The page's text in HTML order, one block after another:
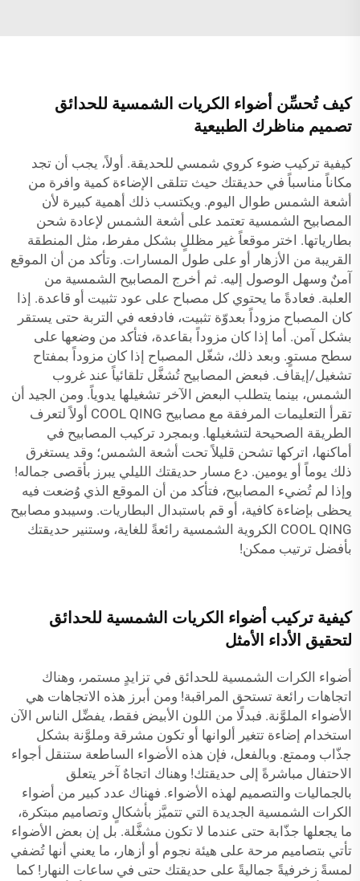
كيف تُحسِّن أضواء الكريات الشمسية للحدائق
تصميم مناظرك الطبيعية
كيفية تركيب ضوء كروي شمسي للحديقة. أولاً، يجب أن تجد
مكاناً مناسباً في حديقتك حيث تتلقى الإضاءة كمية وافرة من
أشعة الشمس طوال اليوم. ويكتسب ذلك أهمية كبيرة لأن
المصابيح الشمسية تعتمد على أشعة الشمس لإعادة شحن
بطارياتها. اختر موقعاً غير مظللٍ بشكل مفرط، مثل المنطقة
القريبة من الأزهار أو على طول المسارات. وتأكد من أن الموقع
آمنٌ وسهل الوصول إليه. ثم أخرج المصابيح الشمسية من
العلبة. فعادةً ما يحتوي كل مصباح على عود تثبيت أو قاعدة. إذا
كان المصباح مزوداً بعدوّة تثبيت، فادفعه في التربة حتى يستقر
بشكل آمن. أما إذا كان مزوداً بقاعدة، فتأكد من وضعها على
سطح مستوٍ. وبعد ذلك، شغّل المصباح إذا كان مزوداً بمفتاح
تشغيل/إيقاف. فبعض المصابيح تُشغَّل تلقائياً عند غروب
الشمس، بينما يتطلب البعض الآخر تشغيلها يدوياً. ومن الجيد أن
تقرأ التعليمات المرفقة مع مصابيح COOL QING أولاً لتعرف
الطريقة الصحيحة لتشغيلها. وبمجرد تركيب المصابيح في
أماكنها، اتركها تشحن قليلاً تحت أشعة الشمس؛ وقد يستغرق
ذلك يوماً أو يومين. دع مسار حديقتك الليلي يبرز بأقصى جماله!
وإذا لم تُضيء المصابيح، فتأكد من أن الموقع الذي وُضعت فيه
يحظى بإضاءة كافية، أو قم باستبدال البطاريات. وسيبدو مصابيح
COOL QING الكروية الشمسية رائعةً للغاية، وستنير حديقتك
بأفضل ترتيب ممكن!
كيفية تركيب أضواء الكريات الشمسية للحدائق
لتحقيق الأداء الأمثل
أضواء الكرات الشمسية للحدائق في تزايدٍ مستمر، وهناك
اتجاهات رائعة تستحق المراقبة! ومن أبرز هذه الاتجاهات هي
الأضواء الملوَّنة. فبدلًا من اللون الأبيض فقط، يفضِّل الناس الآن
استخدام إضاءة تتغير ألوانها أو تكون مشرقة وملوَّنة بشكل
جذّاب وممتع. وبالفعل، فإن هذه الأضواء الساطعة ستنقل أجواء
الاحتفال مباشرةً إلى حديقتك! وهناك اتجاهٌ آخر يتعلق
بالجماليات والتصميم لهذه الأضواء. فهناك عدد كبير من أضواء
الكرات الشمسية الجديدة التي تتميَّز بأشكالٍ وتصاميم مبتكرة،
ما يجعلها جذّابة حتى عندما لا تكون مشغَّلة. بل إن بعض الأضواء
تأتي بتصاميم مرحة على هيئة نجوم أو أزهار، ما يعني أنها تُضفي
لمسةً زخرفيةً جماليةً على حديقتك حتى في ساعات النهار! كما